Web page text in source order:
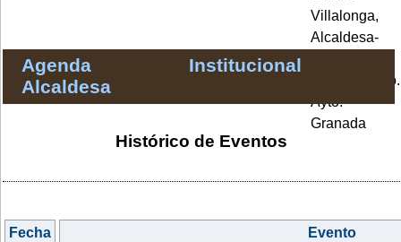
Agenda Institucional
Alcaldesa
Histórico de Eventos
Fecha
Evento